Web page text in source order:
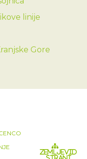
linije
Gore
ZEMLJEVID
STRANI